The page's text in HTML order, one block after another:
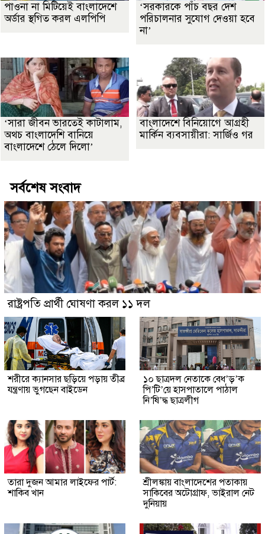
পাওনা না মিটিয়েই বাংলাদেশে
অর্ডার স্থগিত করল এলপিপি
‘সরকারকে পাঁচ বছর দেশ
পরিচালনার সুযোগ দেওয়া হবে
না’
‘সারা জীবন ভারতেই কাটালাম,
অথচ বাংলাদেশি বানিয়ে
বাংলাদেশে ঠেলে দিলো’
বাংলাদেশে বিনিয়োগে আগ্রহী
মার্কিন ব্যবসায়ীরা: সার্জিও গর
সর্বশেষ সংবাদ
রাষ্ট্রপতি প্রার্থী ঘোষণা করল ১১ দল
শরীরে ক্যানসার ছড়িয়ে পড়ায় তীব্র
যন্ত্রণায় ভুগছেন বাইডেন
১০ ছাত্রদল নেতাকে বেধ’ড়’ক
পি’টি’য়ে হাসপাতালে পাঠাল
নি’ষি’দ্ধ ছাত্রলীগ
তারা দুজন আমার লাইফের পার্ট:
শাকিব খান
শ্রীলঙ্কায় বাংলাদেশের পতাকায়
সাকিবের অটোগ্রাফ, ভাইরাল নেট
দুনিয়ায়